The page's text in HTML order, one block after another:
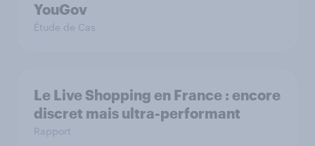
YouGov
Étude de Cas
Le Live Shopping en France : encore
discret mais ultra-performant
Rapport